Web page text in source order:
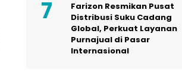
Farizon Resmikan Pusat
Distribusi Suku Cadang
Global, Perkuat Layanan
Purnajual di Pasar
Internasional